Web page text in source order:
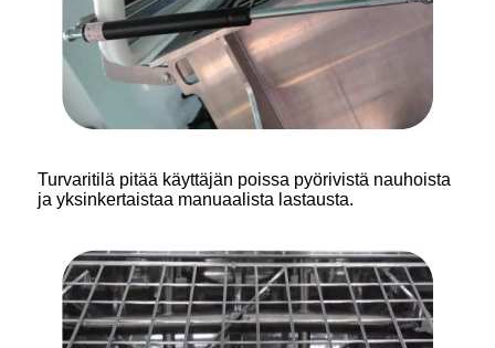
Turvaritilä pitää käyttäjän poissa pyörivistä nauhoista
ja yksinkertaistaa manuaalista lastausta.